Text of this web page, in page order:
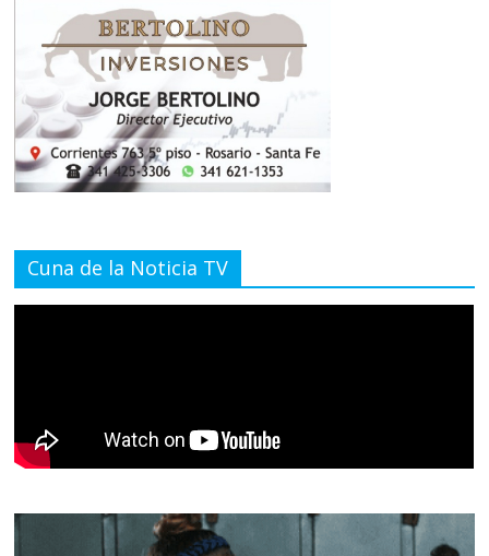
Cuna de la Noticia TV